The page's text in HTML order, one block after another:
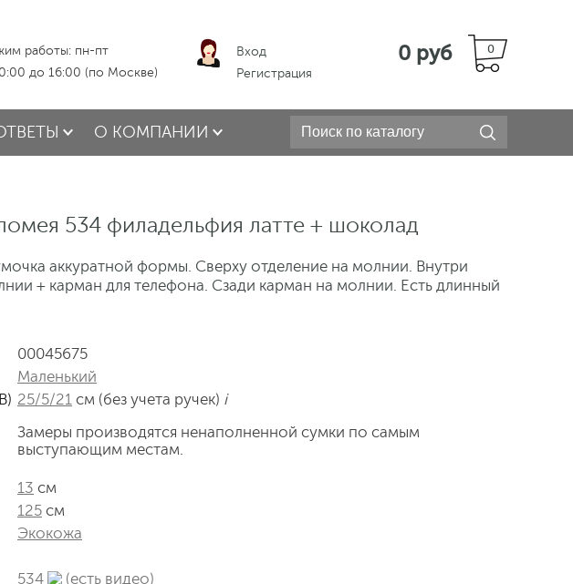
работы: пн-пт
до 16:00 (по Москве)
Вход
Регистрация
0
0 руб
О КОМПАНИИ
534 филадельфия латте + шоколад
аккуратной формы. Сверху отделение на молнии. Внутри
+ карман для телефона. Сзади карман на молнии. Есть длинный
00045675
Маленький
25/5/21 см (без учета ручек) i
Замеры производятся ненаполненной сумки по самым
выступающим местам.
13 см
125 см
Экокожа
534
(есть видео)